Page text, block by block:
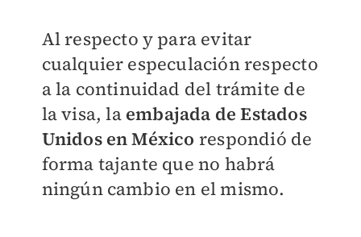
Al respecto y para evitar
cualquier especulación respecto
a la continuidad del trámite de
la visa, la embajada de Estados
Unidos en México respondió de
forma tajante que no habrá
ningún cambio en el mismo.